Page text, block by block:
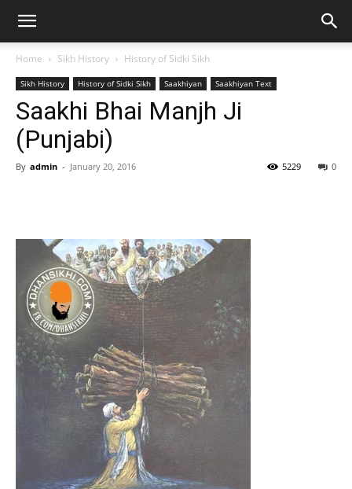
Home Sikh History History of Sidki Sikh
Sikh History History of Sidki Sikh Saakhiyan Saakhiyan Text
Saakhi Bhai Manjh Ji
(Punjabi)
By admin - January 20, 2016 0
5229